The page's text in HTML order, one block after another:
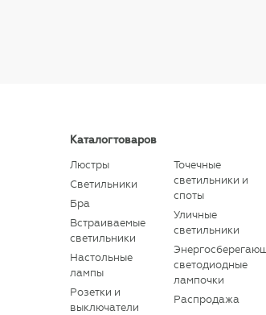
Каталог товаров
Люстры
Светильники
Бра
Встраиваемые
светильники
Настольные
лампы
Розетки и
выключатели
Точечные
светильники и
споты
Уличные
светильники
светодиодные
лампочки
Распродажа